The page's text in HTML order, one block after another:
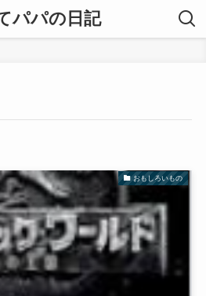
パパの日記
おもしろいもの